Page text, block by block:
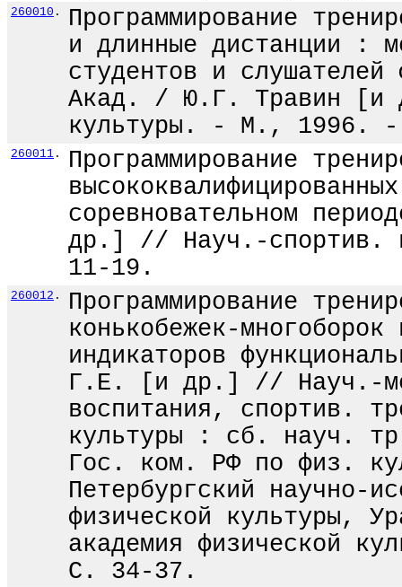
260010 .
Программирование
и длинные дистанции :
студентов и слушателей
Акад. / Ю.Г. Травин
культуры. - М., 1996.
260011 .
Программирование
соревновательном
др.] // Науч.-
11-19.
260012 .
Программирование
конькобежек-
индикаторов
Г.Е. [и др.] // Науч.-
воспитания, спортив.
культуры : сб. науч.
Гос. ком. РФ по физ.
Петербургский научно-
физической культуры,
академия физической
С. 34-37.